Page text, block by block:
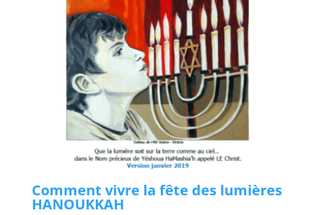
Comment vivre la fête des lumières
HANOUKKAH